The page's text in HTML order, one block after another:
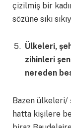
çizilmiş bir
sözüne sıkı
Ülkeleri,
zihinleri
nereden
Bazen ülkeleri/
hatta kişilere